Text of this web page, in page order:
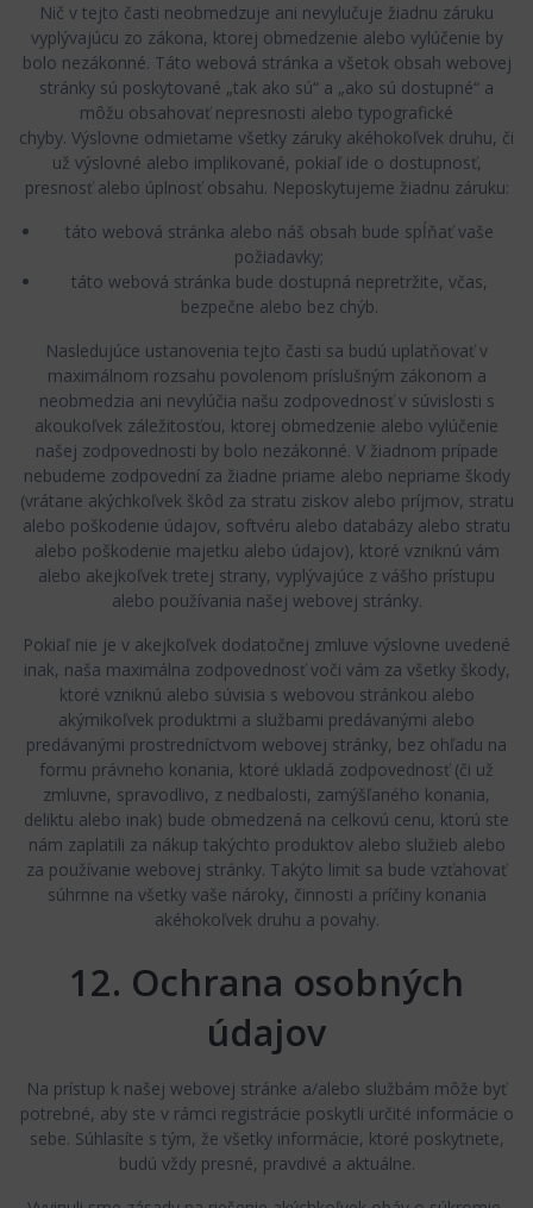
Nič v tejto časti neobmedzuje ani nevylučuje žiadnu záruku
vyplývajúcu zo zákona, ktorej obmedzenie alebo vylúčenie by
bolo nezákonné. Táto webová stránka a všetok obsah webovej
stránky sú poskytované „tak ako sú“ a „ako sú dostupné“ a
môžu obsahovať nepresnosti alebo typografické
chyby. Výslovne odmietame všetky záruky akéhokoľvek druhu, či
už výslovné alebo implikované, pokiaľ ide o dostupnosť,
presnosť alebo úplnosť obsahu. Neposkytujeme žiadnu záruku:
táto webová stránka alebo náš obsah bude spĺňať vaše
požiadavky;
táto webová stránka bude dostupná nepretržite, včas,
bezpečne alebo bez chýb.
Nasledujúce ustanovenia tejto časti sa budú uplatňovať v
maximálnom rozsahu povolenom príslušným zákonom a
neobmedzia ani nevylúčia našu zodpovednosť v súvislosti s
akoukoľvek záležitosťou, ktorej obmedzenie alebo vylúčenie
našej zodpovednosti by bolo nezákonné. V žiadnom prípade
nebudeme zodpovední za žiadne priame alebo nepriame škody
(vrátane akýchkoľvek škôd za stratu ziskov alebo príjmov, stratu
alebo poškodenie údajov, softvéru alebo databázy alebo stratu
alebo poškodenie majetku alebo údajov), ktoré vzniknú vám
alebo akejkoľvek tretej strany, vyplývajúce z vášho prístupu
alebo používania našej webovej stránky.
Pokiaľ nie je v akejkoľvek dodatočnej zmluve výslovne uvedené
inak, naša maximálna zodpovednosť voči vám za všetky škody,
ktoré vzniknú alebo súvisia s webovou stránkou alebo
akýmikoľvek produktmi a službami predávanými alebo
predávanými prostredníctvom webovej stránky, bez ohľadu na
formu právneho konania, ktoré ukladá zodpovednosť (či už
zmluvne, spravodlivo, z nedbalosti, zamýšľaného konania,
deliktu alebo inak) bude obmedzená na celkovú cenu, ktorú ste
nám zaplatili za nákup takýchto produktov alebo služieb alebo
za používanie webovej stránky. Takýto limit sa bude vzťahovať
súhrnne na všetky vaše nároky, činnosti a príčiny konania
akéhokoľvek druhu a povahy.
12. Ochrana osobných
údajov
Na prístup k našej webovej stránke a/alebo službám môže byť
potrebné, aby ste v rámci registrácie poskytli určité informácie o
sebe. Súhlasíte s tým, že všetky informácie, ktoré poskytnete,
budú vždy presné, pravdivé a aktuálne.